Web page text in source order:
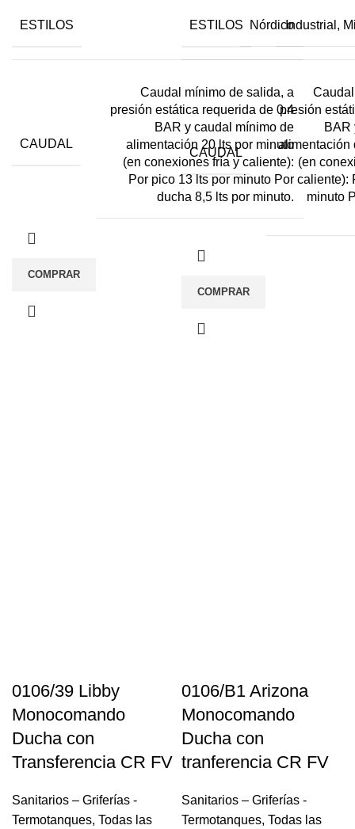
ESTILOS Nórdico
CAUDAL
Caudal mínimo de salida, a
presión estática requerida de 0.4
BAR y caudal mínimo de
alimentación 20 lts por minuto
(en conexiones fría y caliente):
Por pico 13 lts por minuto Por
ducha 8,5 lts por minuto.
COMPRAR
ESTILOS Industrial,
CAUDAL
presión
BAR
alimentación
(en
caliente):
minuto
COMPRAR
0106/39 Libby
Monocomando
Ducha con
Transferencia CR FV
Sanitarios – Griferías -
Termotanques, Todas las
0106/B1 Arizona
Monocomando
Ducha con
tranferencia CR FV
Sanitarios – Griferías -
Termotanques, Todas las